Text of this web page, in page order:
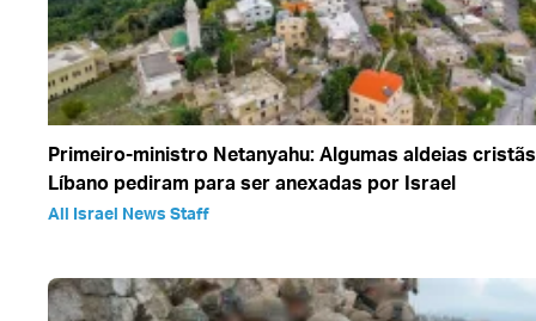
Primeiro-ministro Netanyahu: Algumas aldeias
Líbano pediram para ser anexadas por Israel
All Israel News Staff